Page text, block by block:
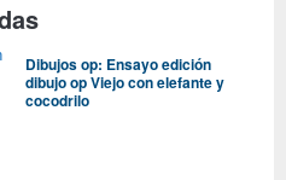
Dibujos op: Ensayo edición
dibujo op Viejo con elefante y
cocodrilo